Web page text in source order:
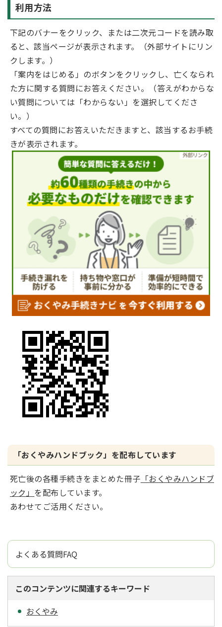
利用方法
下記のバナーをクリック、または二次元コードを読み取
ると、該当ページが表示されます。（外部サイトにリン
クします。）
「案内をはじめる」のボタンをクリックし、亡くなられ
た方に関する質問にお答えください。（答えがわからな
い質問については「わからない」を選択してくださ
い。）
すべての質問にお答えいただきますと、該当するお手続
きが表示されます。
「おくやみハンドブック」を配布しています
死亡後の各種手続きをまとめた冊子 「おくやみハンドブ
ック」 を配布しています。
あわせてご活用ください。
よくある質問FAQ
このコンテンツに関連するキーワード
おくやみ